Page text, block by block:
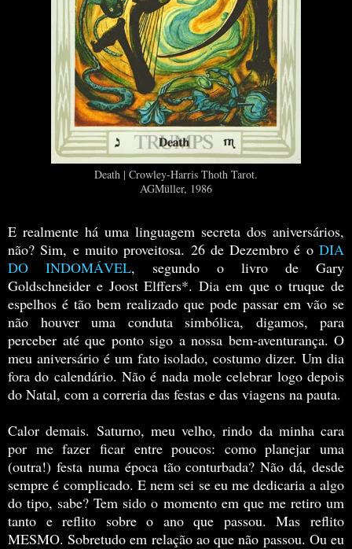
Death | Crowley-Harris Thoth Tarot.
AGMüller, 1986
E realmente há uma linguagem secreta dos aniversários,
não? Sim, e muito proveitosa. 26 de Dezembro é o DIA
DO INDOMÁVEL, segundo o livro de Gary
Goldschneider e Joost Elffers*. Dia em que o truque de
espelhos é tão bem realizado que pode passar em vão se
não houver uma conduta simbólica, digamos, para
perceber até que ponto sigo a nossa bem-aventurança. O
meu aniversário é um fato isolado, costumo dizer. Um dia
fora do calendário. Não é nada mole celebrar logo depois
do Natal, com a correria das festas e das viagens na pauta.
Calor demais. Saturno, meu velho, rindo da minha cara
por me fazer ficar entre poucos: como planejar uma
(outra!) festa numa época tão conturbada? Não dá, desde
sempre é complicado. E nem sei se eu me dedicaria a algo
do tipo, sabe? Tem sido o momento em que me retiro um
tanto e reflito sobre o ano que passou. Mas reflito
MESMO. Sobretudo em relação ao que não passou. Ou eu